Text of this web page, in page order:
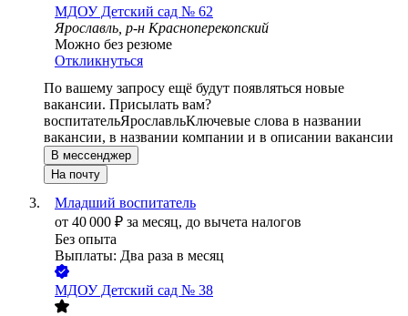
МДОУ Детский сад № 62
Ярославль, р-н Красноперекопский
Можно без резюме
Откликнуться
По вашему запросу ещё будут появляться новые
вакансии. Присылать вам?
воспитательЯрославльКлючевые слова в названии
вакансии, в названии компании и в описании вакансии
В мессенджер
На почту
Младший воспитатель
от 40 000 ₽ за месяц, до вычета налогов
Без опыта
Выплаты: Два раза в месяц
МДОУ Детский сад № 38